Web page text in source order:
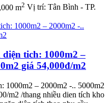
m2 Vị trí: Tân Bình - TP.
tich: 1000m2 –
giá 54,000đ/m2
1000m2 – 2000m2 -.. 5000m2
m2 /thang nhiều dien tích kho